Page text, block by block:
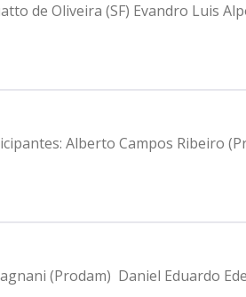
de Oliveira (SF) Evandro Luis
Alberto Campos Ribeiro
(Prodam) Daniel Eduardo